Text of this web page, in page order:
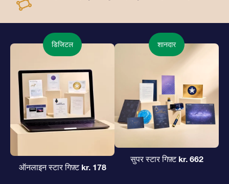
डिजिटल
ऑनलाइन स्टार गिफ़्ट kr. 178
शानदार
सुपर स्टार गिफ़्ट kr. 662